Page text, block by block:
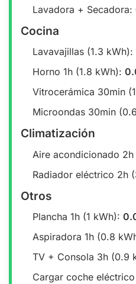
Lavadora + Secadora:
Cocina
Lavavajillas (1.3 kWh):
Horno 1h (1.8 kWh):
Vitrocerámica 30min
Microondas 30min
Climatización
Aire acondicionado
Radiador eléctrico 2h
Otros
Plancha 1h (1 kWh):
Aspiradora 1h (0.8
TV + Consola 3h (0.9
Cargar coche